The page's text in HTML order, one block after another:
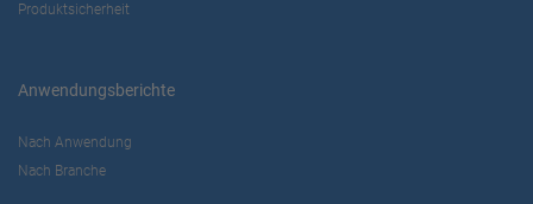
Produktsicherheit
Anwendungsberichte
Nach Anwendung
Nach Branche